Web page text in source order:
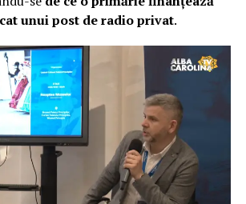
unui post de radio privat.